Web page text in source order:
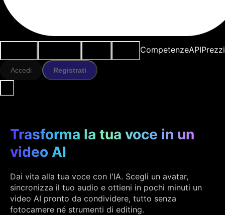
CompetenzeAPIPrezzi
Accedi Registrati
Trasforma la tua voce in un
video AI
Dai vita alla tua voce con l'IA. Scegli un avatar,
sincronizza il tuo audio e ottieni in pochi minuti un
video AI pronto da condividere, tutto senza
fotocamere né strumenti di editing.